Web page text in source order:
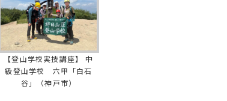
【登山学校実技講座】 中
級登山学校 六甲「白石
谷」（神戸市）